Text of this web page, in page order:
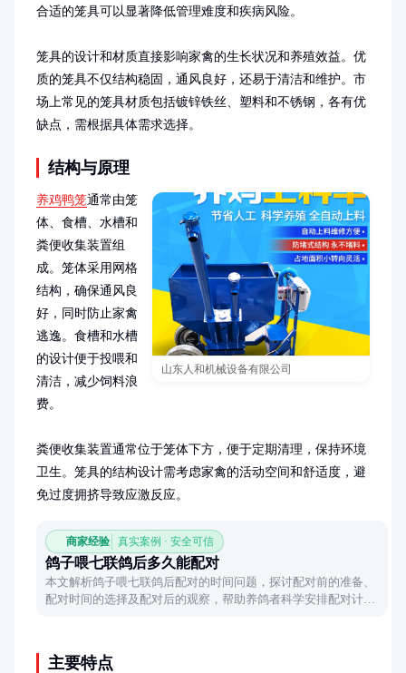
合适的笼具可以显著降低管理难度和疾病风险。
笼具的设计和材质直接影响家禽的生长状况和养殖效益。优
质的笼具不仅结构稳固，通风良好，还易于清洁和维护。市
场上常见的笼具材质包括镀锌铁丝、塑料和不锈钢，各有优
缺点，需根据具体需求选择。
结构与原理
山东人和机械设备有限公司
养鸡鸭笼通常由笼
体、食槽、水槽和
粪便收集装置组
成。笼体采用网格
结构，确保通风良
好，同时防止家禽
逃逸。食槽和水槽
的设计便于投喂和
清洁，减少饲料浪
费。
粪便收集装置通常位于笼体下方，便于定期清理，保持环境
卫生。笼具的结构设计需考虑家禽的活动空间和舒适度，避
免过度拥挤导致应激反应。
商家经验 真实案例 · 安全可信
鸽子喂七联鸽后多久能配对
本文解析鸽子喂七联鸽后配对的时间问题，探讨配对前的准备、
配对时间的选择及配对后的观察，帮助养鸽者科学安排配对计
主要特点